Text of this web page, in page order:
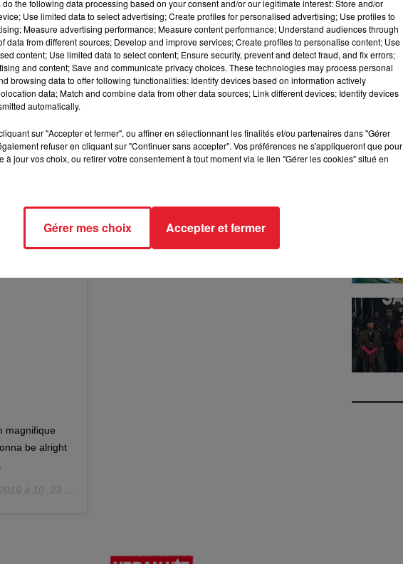
à Mon Poste, laDJette KellyVedovelliest également une
toutes les stars, celle-ci reçoit souvent de drôles de
se livrait à une session de questions/réponses sur son
de ces fameuses demandes.
Sinon, je tekiffe
position préférée.
sur son physique.Certains ont ainsi taclé sa nouvelle coupe
be alright
à 10 :23 PDT
do the following data processing based on your consent and/or our legitimate interest: Store and/or
Use limited data to select advertising; Create profiles for personalised advertising; Use profiles to
Measure advertising performance; Measure content performance; Understand audiences through
data from different sources; Develop and improve services; Create profiles to personalise content; Use
content; Use limited data to select content; Ensure security, prevent and detect fraud, and fix errors;
and content; Save and communicate privacy choices. These technologies may process personal
browsing data to offer following functionalities: Identify devices based on information actively
data; Match and combine data from other data sources; Link different devices; Identify devices
automatically.
sur "Accepter et fermer", ou affiner en sélectionnant les finalités et/ou partenaires dans "Gérer
refuser en cliquant sur "Continuer sans accepter". Vos préférences ne s'appliqueront que pour
à jour vos choix, ou retirer votre consentement à tout moment via le lien "Gérer les cookies" situé en
Gérer mes choix Accepter et fermer